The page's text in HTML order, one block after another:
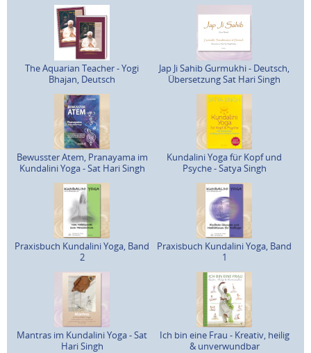
The Aquarian Teacher - Yogi
Bhajan, Deutsch
Jap Ji Sahib Gurmukhi - Deutsch,
Übersetzung Sat Hari Singh
Bewusster Atem, Pranayama im
Kundalini Yoga - Sat Hari Singh
Kundalini Yoga für Kopf und
Psyche - Satya Singh
Praxisbuch Kundalini Yoga, Band
2
Praxisbuch Kundalini Yoga, Band
1
Mantras im Kundalini Yoga - Sat
Hari Singh
Ich bin eine Frau - Kreativ, heilig
& unverwundbar